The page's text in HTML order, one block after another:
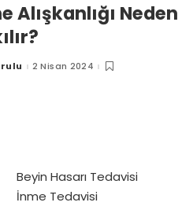
Neden
2 Nisan 2024
Beyin Hasarı Tedavisi
İnme Tedavisi